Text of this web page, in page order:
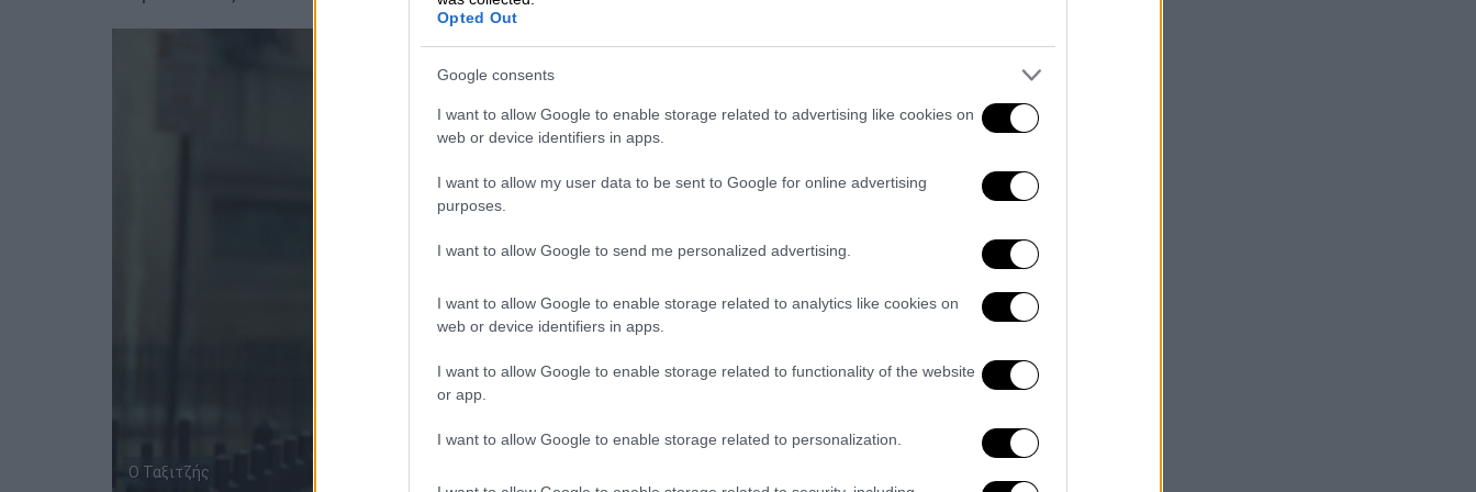
Opted Out
Google consents
I want to allow Google to enable storage related to advertising like cookies on
web or device identifiers in apps.
I want to allow my user data to be sent to Google for online advertising
purposes.
I want to allow Google to send me personalized advertising.
I want to allow Google to enable storage related to analytics like cookies on
web or device identifiers in apps.
I want to allow Google to enable storage related to functionality of the website
or app.
I want to allow Google to enable storage related to personalization.
Ο Ταξιτζής